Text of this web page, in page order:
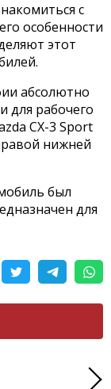
с
особенности
этот
абсолютно
для рабочего
CX-3 Sport
нижней
был
для